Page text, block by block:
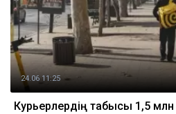
24.06 11:25
Курьерлердің табысы 1,5 млн